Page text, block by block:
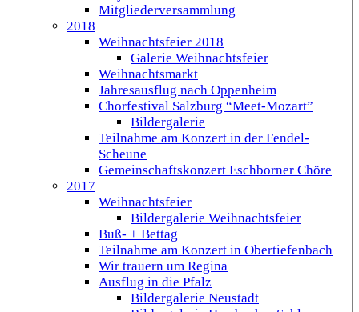
Mitgliederversammlung
2018
Weihnachtsfeier 2018
Galerie Weihnachtsfeier
Weihnachtsmarkt
Jahresausflug nach Oppenheim
Chorfestival Salzburg “Meet-Mozart”
Bildergalerie
Teilnahme am Konzert in der Fendel-
Scheune
Gemeinschaftskonzert Eschborner Chöre
2017
Weihnachtsfeier
Bildergalerie Weihnachtsfeier
Buß- + Bettag
Teilnahme am Konzert in Obertiefenbach
Wir trauern um Regina
Ausflug in die Pfalz
Bildergalerie Neustadt